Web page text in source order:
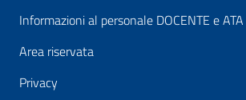
Informazioni al personale DOCENTE e ATA
Area riservata
Privacy